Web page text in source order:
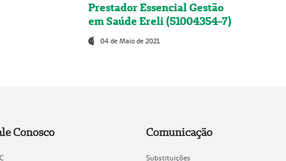
Prestador Essencial Gestão
em Saúde Ereli (51004354-7)
04 de Maio de 2021
Conosco Comunicação
Substituições